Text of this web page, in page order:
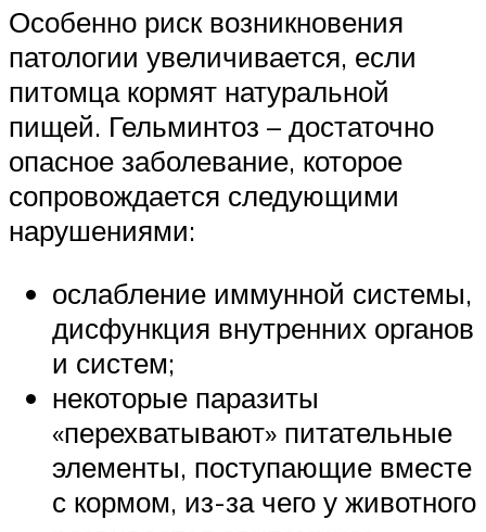
Особенно риск возникновения
патологии увеличивается, если
питомца кормят натуральной
пищей. Гельминтоз – достаточно
опасное заболевание, которое
сопровождается следующими
нарушениями:
ослабление иммунной системы,
дисфункция внутренних органов
и систем;
некоторые паразиты
«перехватывают» питательные
элементы, поступающие вместе
с кормом, из-за чего у животного